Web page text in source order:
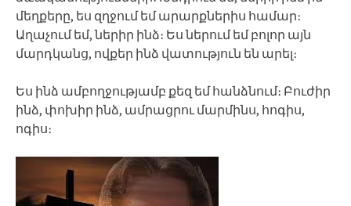
մեղքերը, ես զղջում եմ արարքներիս համար։
Աղաչում եմ, ներիր ինձ։ Ես ներում եմ բոլոր այն
մարդկանց, ովքեր ինձ վատություն են արել։
Ես ինձ ամբողջությամբ քեզ եմ հանձնում։ Բուժիր
ինձ, փոխիր ինձ, ամրացրու մարմինս, հոգիս,
ոգիս։